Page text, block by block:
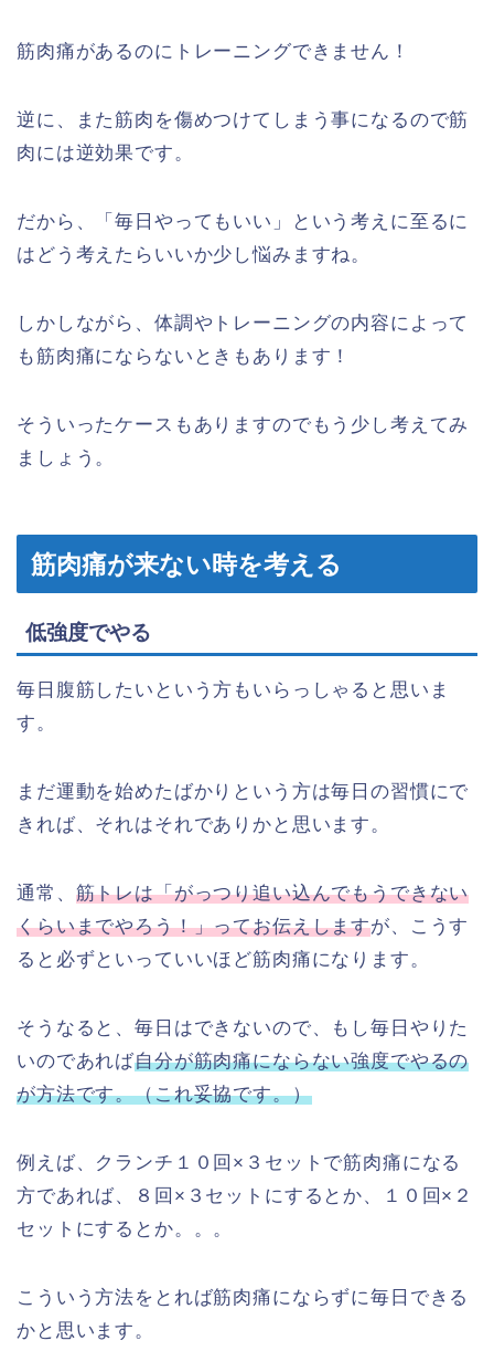
筋肉痛があるのにトレーニングできません！
逆に、また筋肉を傷めつけてしまう事になるので筋
肉には逆効果です。
だから、「毎日やってもいい」という考えに至るに
はどう考えたらいいか少し悩みますね。
しかしながら、体調やトレーニングの内容によって
も筋肉痛にならないときもあります！
そういったケースもありますのでもう少し考えてみ
ましょう。
筋肉痛が来ない時を考える
低強度でやる
毎日腹筋したいという方もいらっしゃると思いま
す。
まだ運動を始めたばかりという方は毎日の習慣にで
きれば、それはそれでありかと思います。
通常、 筋トレは「がっつり追い込んでもうできない
くらいまでやろう！」ってお伝えしますが、こうす
ると必ずといっていいほど筋肉痛になります。
そうなると、毎日はできないので、もし毎日やりた
いのであれば自分が筋肉痛にならない強度でやるの
が方法です。（これ妥協です。）
例えば、クランチ１０回×３セットで筋肉痛になる
方であれば、８回×３セットにするとか、１０回×２
セットにするとか。。。
こういう方法をとれば筋肉痛にならずに毎日できる
かと思います。